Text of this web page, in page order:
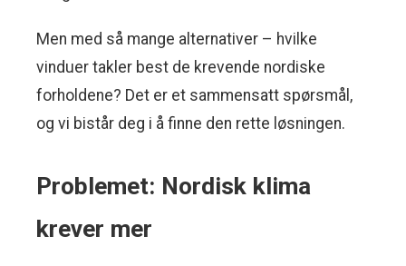
Men med så mange alternativer – hvilke
vinduer takler best de krevende nordiske
forholdene? Det er et sammensatt spørsmål,
og vi bistår deg i å finne den rette løsningen.
Problemet: Nordisk klima
krever mer